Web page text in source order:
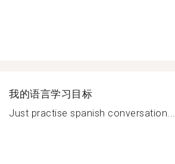
我的语言学习目标
Just practise spanish conversation...